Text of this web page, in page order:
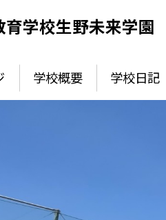
学校生野未来学園
学校概要 学校日記